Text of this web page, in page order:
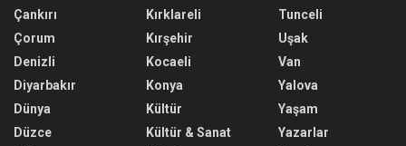
Çankırı
Çorum
Denizli
Diyarbakır
Dünya
Düzce
Kırklareli
Kırşehir
Kocaeli
Konya
Kültür
Kültür & Sanat
Tunceli
Uşak
Van
Yalova
Yaşam
Yazarlar